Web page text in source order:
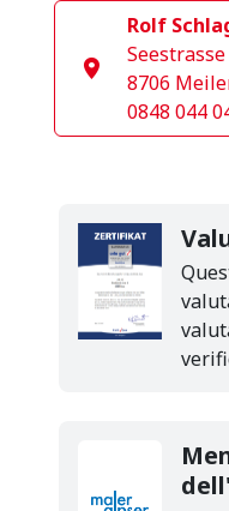
Rolf
8706
0848 044